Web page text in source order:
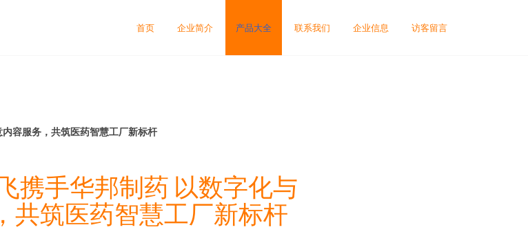
首页 企业简介 产品大全 联系我们 企业信息 访客留言
容服务，共筑医药智慧工厂新标杆
携手华邦制药 以数字化与
共筑医药智慧工厂新标杆